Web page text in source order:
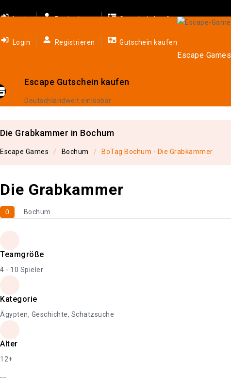
Login Registrieren Gutschein kaufen
Login Registrieren Gutschein kaufen
Escape Games
Escape Gutschein kaufen
Deutschlandweit einlösbar
Die Grabkammer in Bochum
Escape Games Bochum BoTag Bochum - Die Grabkammer
Die Grabkammer
0 Bochum
Teamgröße
4 - 10 Spieler
Kategorie
Ägypten, Geschichte, Schatzsuche
Alter
12+